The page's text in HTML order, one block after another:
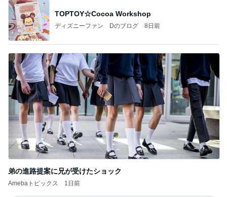
TOPTOY☆Cocoa Workshop
ディズニーファン Dのブログ 8日前
弟の進路提案に兄が受けたショック
Amebaトピックス 1日前